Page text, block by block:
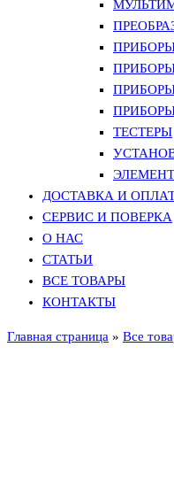
ТЕСТЕРЫ
ДОСТАВКА И
СЕРВИС И ПОВЕРКА
О НАС
СТАТЬИ
ВСЕ ТОВАРЫ
КОНТАКТЫ
Главная страница » Все